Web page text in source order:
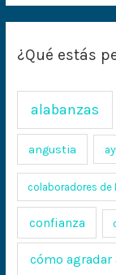
¿Qué estás
alabanzas
angustia
colaboradores de
confianza
cómo agradar